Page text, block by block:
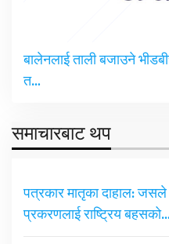
बालेनलाई ताली बजाउने
त…
समाचारबाट थप
पत्रकार मातृका दाहाल: जसले
प्रकरणलाई राष्ट्रिय बहसको…